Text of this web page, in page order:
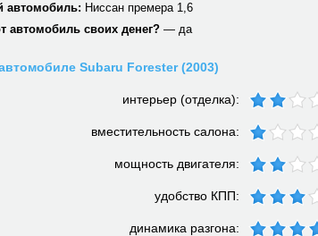
автомобиль: Ниссан премера 1,6
автомобиль своих денег? — да
Subaru Forester (2003)
интерьер (отделка):
вместительность салона:
мощность двигателя:
удобство КПП:
динамика разгона: